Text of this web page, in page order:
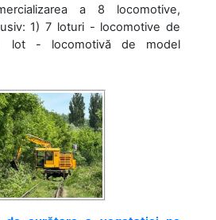
a 8 locomotive,
1) 7 loturi - locomotive de
lot - locomotivă de model